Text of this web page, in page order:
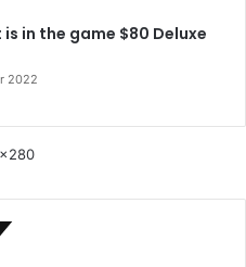
is in the game $80 Deluxe
2022